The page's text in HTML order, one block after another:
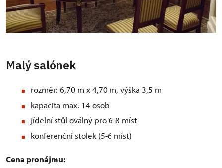
Malý salónek
rozměr: 6,70 m x 4,70 m, výška 3,5 m
kapacita max. 14 osob
jídelní stůl oválný pro 6-8 míst
konferenční stolek (5-6 míst)
Cena pronájmu: